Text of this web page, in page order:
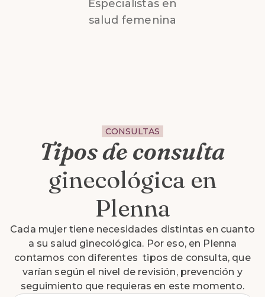
Especialistas en
salud femenina
CONSULTAS
Tipos de consulta
ginecológica en
Plenna
Cada mujer tiene necesidades distintas en cuanto
a su salud ginecológica. Por eso, en Plenna
contamos con diferentes tipos de consulta, que
varían según el nivel de revisión, prevención y
seguimiento que requieras en este momento.